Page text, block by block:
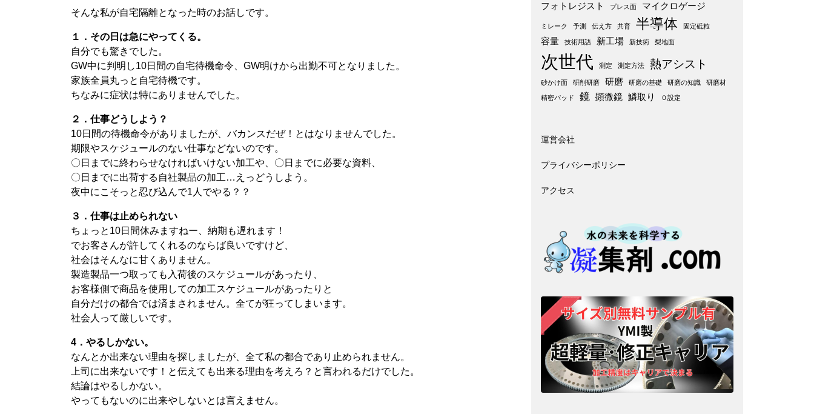
そんな私が自宅隔離となった時のお話しです。
１．その日は急にやってくる。
自分でも驚きでした。
GW中に判明し10日間の自宅待機命令、GW明けから出勤不可となりました。
家族全員丸っと自宅待機です。
ちなみに症状は特にありませんでした。
２．仕事どうしよう？
10日間の待機命令がありましたが、バカンスだぜ！とはなりませんでした。
期限やスケジュールのない仕事などないのです。
〇日までに終わらせなければいけない加工や、〇日までに必要な資料、
〇日までに出荷する自社製品の加工…えっどうしよう。
夜中にこそっと忍び込んで1人でやる？？
３．仕事は止められない
ちょっと10日間休みますねー、納期も遅れます！
でお客さんが許してくれるのならば良いですけど、
社会はそんなに甘くありません。
製造製品一つ取っても入荷後のスケジュールがあったり、
お客様側で商品を使用しての加工スケジュールがあったりと
自分だけの都合では済まされません。全てが狂ってしまいます。
社会人って厳しいです。
4 ．やるしかない。
なんとか出来ない理由を探しましたが、全て私の都合であり止められません。
上司に出来ないです！と伝えても出来る理由を考えろ？と言われるだけでした。
結論はやるしかない。
やってもないのに出来やしないとは言えません。
フォトレジスト
プレス面 マイクロゲージ
ミレーク 予測 伝え方 共育 半導体 固定砥粒
容量 技術用語 新工場 新技術 梨地面
次世代 測定 測定方法 熱アシスト
砂かけ面 研削研磨 研磨 研磨の基礎 研磨の知識 研磨材
精密パッド 鏡 顕微鏡 鱗取り ０設定
運営会社
プライバシーポリシー
アクセス